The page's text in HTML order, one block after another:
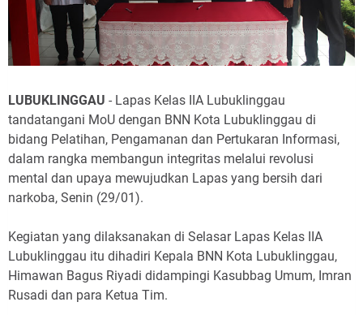
LUBUKLINGGAU - Lapas Kelas IIA Lubuklinggau
tandatangani MoU dengan BNN Kota Lubuklinggau di
bidang Pelatihan, Pengamanan dan Pertukaran Informasi,
dalam rangka membangun integritas melalui revolusi
mental dan upaya mewujudkan Lapas yang bersih dari
narkoba, Senin (29/01).
Kegiatan yang dilaksanakan di Selasar Lapas Kelas IIA
Lubuklinggau itu dihadiri Kepala BNN Kota Lubuklinggau,
Himawan Bagus Riyadi didampingi Kasubbag Umum, Imran
Rusadi dan para Ketua Tim.